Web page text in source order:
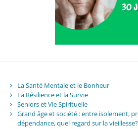
La Santé Mentale et le Bonheur
La Résilience et la Survie
Seniors et Vie Spirituelle
Grand âge et société : entre isolement,
dépendance, quel regard sur la vieillesse?